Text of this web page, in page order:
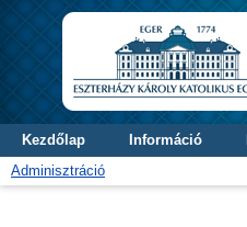
Kezdőlap Információ
Adminisztráció